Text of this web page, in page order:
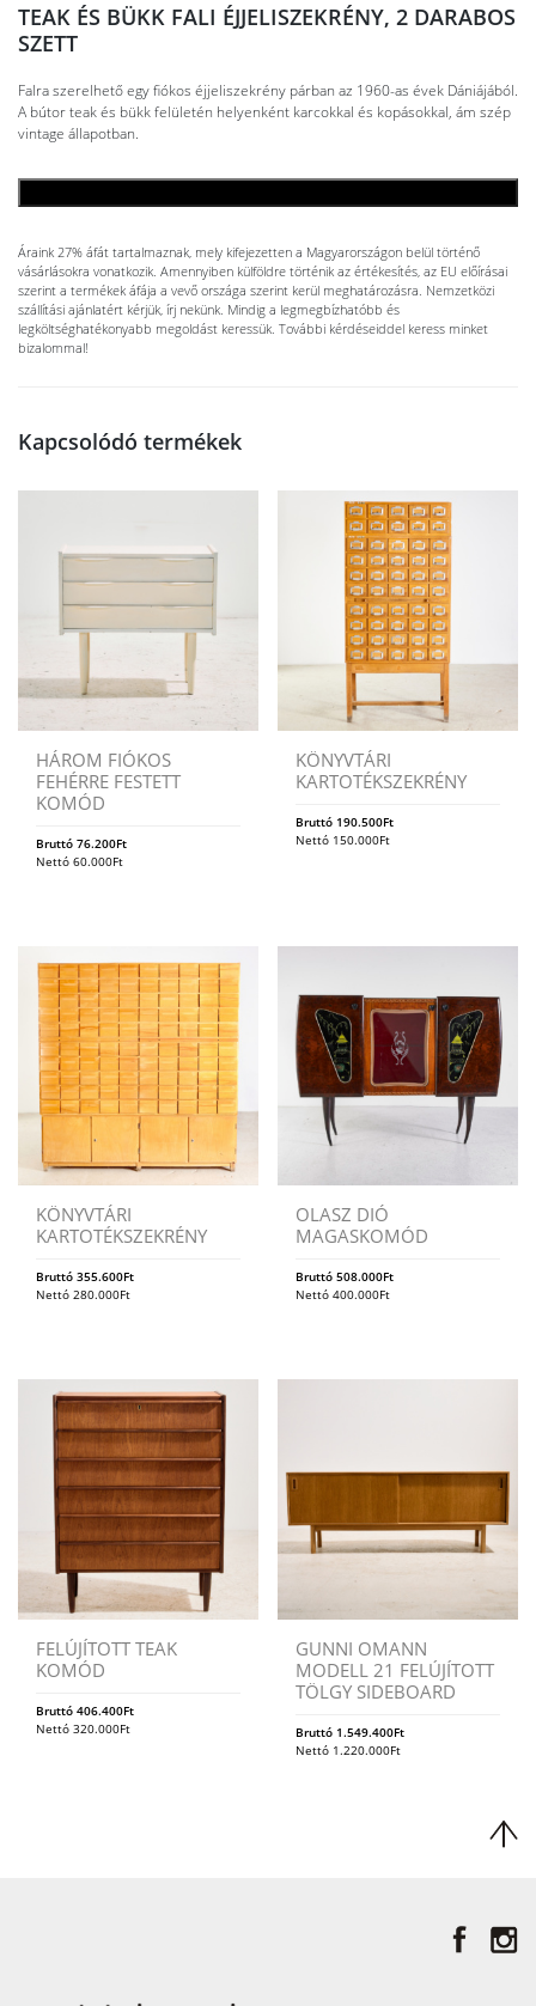
TEAK ÉS BÜKK FALI ÉJJELISZEKRÉNY, 2 DARABOS
SZETT
Falra szerelhető egy fiókos éjjeliszekrény párban az 1960-as évek Dániájából.
A bútor teak és bükk felületén helyenként karcokkal és kopásokkal, ám szép
vintage állapotban.
Áraink 27% áfát tartalmaznak, mely kifejezetten a Magyarországon belül történő
vásárlásokra vonatkozik. Amennyiben külföldre történik az értékesítés, az EU előírásai
szerint a termékek áfája a vevő országa szerint kerül meghatározásra. Nemzetközi
szállítási ajánlatért kérjük, írj nekünk. Mindig a legmegbízhatóbb és
legköltséghatékonyabb megoldást keressük. További kérdéseiddel keress minket
bizalommal!
Kapcsolódó termékek
HÁROM FIÓKOS
FEHÉRRE FESTETT
KOMÓD
Bruttó 76.200Ft
Nettó 60.000Ft
KÖNYVTÁRI
KARTOTÉKSZEKRÉNY
Bruttó 190.500Ft
Nettó 150.000Ft
KÖNYVTÁRI
KARTOTÉKSZEKRÉNY
Bruttó 355.600Ft
Nettó 280.000Ft
OLASZ DIÓ
MAGASKOMÓD
Bruttó508.000Ft
Nettó400.000Ft
FELÚJÍTOTT TEAK
KOMÓD
Bruttó 406.400Ft
Nettó 320.000Ft
GUNNI OMANN
MODELL 21 FELÚJÍTOTT
TÖLGY SIDEBOARD
Bruttó 1.549.400Ft
Nettó 1.220.000Ft